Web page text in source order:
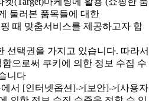
둘러본 품목들에 대한
때 맞춤서비스를 제공하고자 합
선택권을 가지고 있습니다. 따라서
으로써 쿠키에 의한 정보 수집 수
니다
서 [인터넷옵션]->[보안]->[사용자